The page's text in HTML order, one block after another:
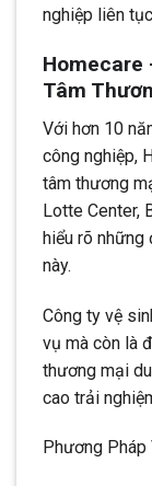
nghiệp liên tục
Homecare
Tâm
Với hơn 10
công nghiệp,
tâm thương
Lotte Center,
hiểu rõ những
này.
Công ty vệ
vụ mà còn là
thương mại
cao trải
Phương Pháp